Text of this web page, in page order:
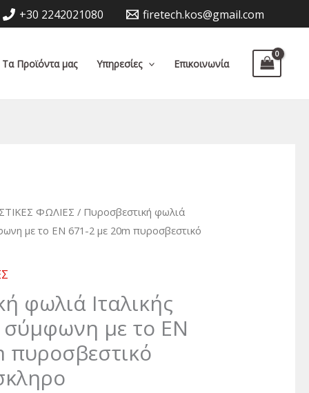
+30 2242021080 firetech.kos@gmail.com
Τα Προϊόντα μας Υπηρεσίες Επικοινωνία
ΦΩΛΙΕΣ / Πυροσβεστική φωλιά
με το EN 671-2 με 20m πυροσβεστικό
φωλιά Ιταλικής
με το EN
πυροσβεστικό